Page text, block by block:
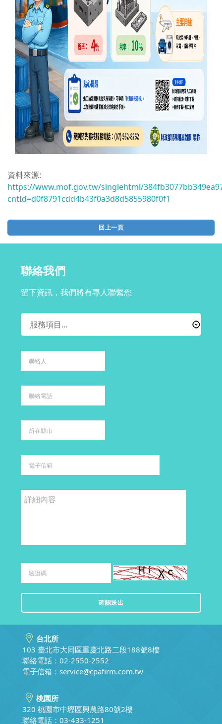
資料來源:
https://www.mof.gov.tw/singlehtml/
cntId=d0f8791cdd4b43f0a3d8d5855980f0f1
回上一頁
聯絡我們
留下資訊，我們將有專人聯繫您
台北所
103 臺北市大同區重慶北路二段188號8樓
聯絡電話：02-2550-2552
電子信箱： service@cpafirm.com.tw
桃園所
320 桃園市中壢區興農路80號2樓
聯絡電話：03-433-1251